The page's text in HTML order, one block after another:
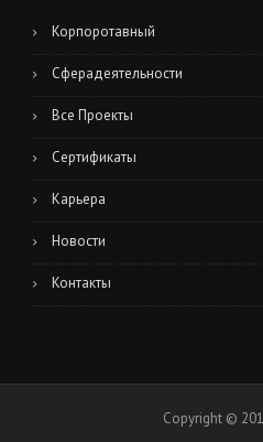
Корпоротавный
Сферадеятельности
Все Проекты
Сертификаты
Карьера
Новости
Контакты
Copyright ©